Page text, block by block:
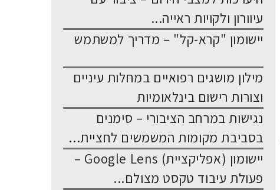
עיוורון ולקויות ראייה...
יישומון "קרא-קל" – מדריך למשתמש
מילון מושגים רפואיים במחלות עיניים
וצורות רישום בינלאומיות
נגישות במרחב הציבורי – סימנים
בסביבת מקומות המשמשים לחציית...
יישומון (אפליקציית) Google Lens –
פעולת עיבוד טקסט מצולם...